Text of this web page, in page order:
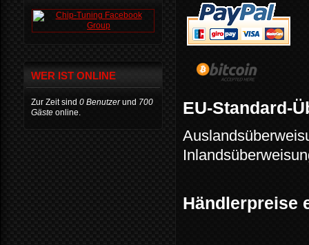
EU-Standard-
Händlerpreise
WER IST ONLINE
Zur Zeit sind 0 Benutzerund 700
Gäste online.